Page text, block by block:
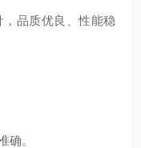
品质优良、性能稳
确。